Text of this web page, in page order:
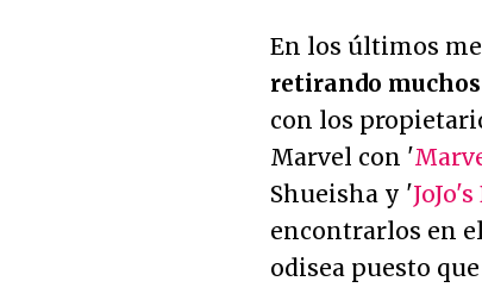
En los últimos
retirando
con los
Marvel con '
Shueisha y '
encontrarlos en
odisea puesto